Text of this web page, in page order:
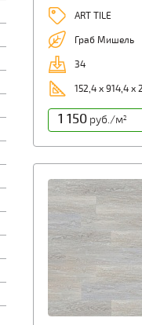
ART TILE
Граб Мишель
34
152,4 х 914,4 х
1 150руб./м2